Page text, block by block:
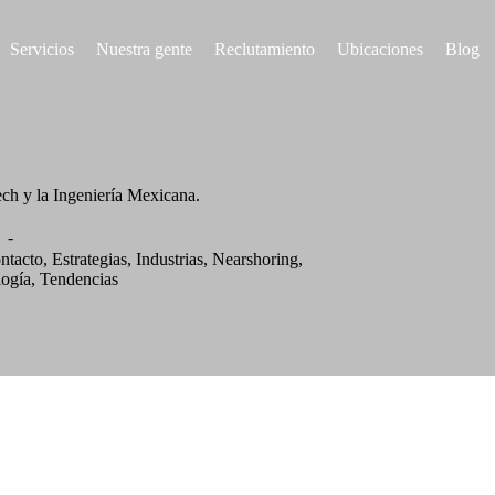
Servicios Nuestra gente Reclutamiento Ubicaciones Blog
y la Ingeniería Mexicana.
, Estrategias, Industrias, Nearshoring,
, Tendencias